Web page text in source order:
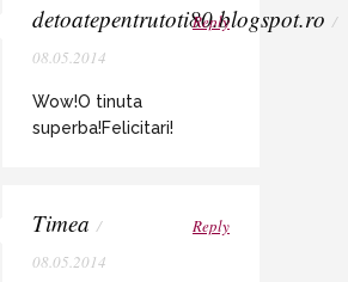
detoatepentrutoti80.blogspot.ro /
08.05.2014
Reply
Wow!O tinuta
superba!Felicitari!
Timea /
08.05.2014
Reply